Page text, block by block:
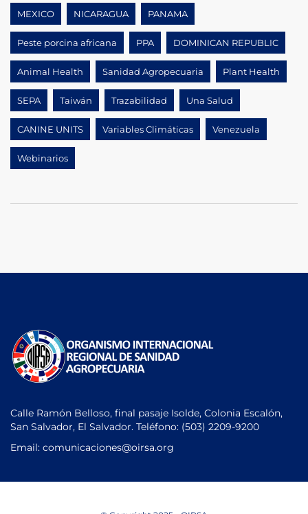
MEXICO NICARAGUA PANAMA
Peste porcina africana PPA DOMINICAN REPUBLIC
Animal Health Sanidad Agropecuaria Plant Health
SEPA Taiwán Trazabilidad Una Salud
CANINE UNITS Variables Climáticas Venezuela
Webinarios
Calle Ramón Belloso, final pasaje Isolde, Colonia Escalón,
San Salvador, El Salvador. Teléfono: (503) 2209-9200
Email: comunicaciones@oirsa.org